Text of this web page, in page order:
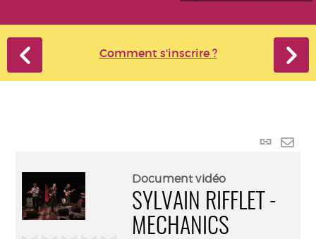
Comment s'inscrire ?
Lien
Document vidéo
SYLVAIN RIFFLET -
MECHANICS